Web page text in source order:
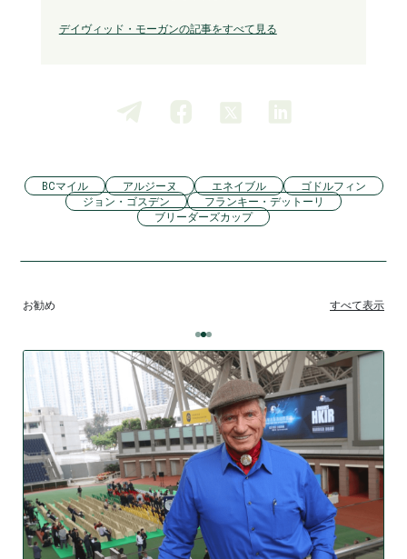
デイヴィッド・モーガンの記事をすべて見る
BCマイル アルジーヌ エネイブル
ゴドルフィン
ジョン・ゴスデン
フランキー・デットーリ
ブリーダーズカップ
お勧め すべて表示